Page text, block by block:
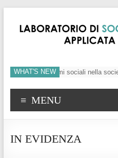
WHAT'S NEW
dei legami sociali nella società
MENU
IN EVIDENZA